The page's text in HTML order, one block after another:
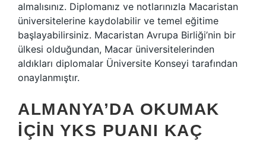
almalısınız. Diplomanız ve notlarınızla Macaristan
üniversitelerine kaydolabilir ve temel eğitime
başlayabilirsiniz. Macaristan Avrupa Birliği’nin bir
ülkesi olduğundan, Macar üniversitelerinden
aldıkları diplomalar Üniversite Konseyi tarafından
onaylanmıştır.
ALMANYA’DA OKUMAK
IÇIN YKS PUANI KAÇ